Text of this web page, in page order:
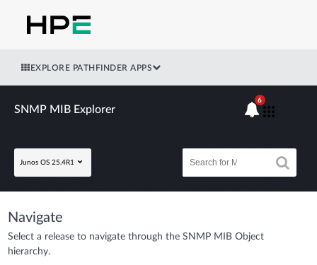
EXPLORE PATHFINDER APPS
SNMP MIB Explorer
Junos OS 25.4R1
6
Navigate
Select a release to navigate through the SNMP MIB Object
hierarchy.